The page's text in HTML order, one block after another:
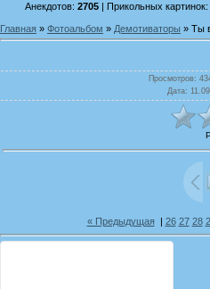
Анекдотов: 2705| Прикольных картинок:
Главная » Фотоальбом » Демотиваторы » Ты
Просмотров:
Дата:
« Предыдущая| 26 27 28